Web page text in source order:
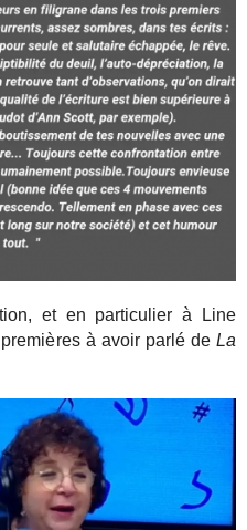
et en particulier à Line
à avoir parlé de La